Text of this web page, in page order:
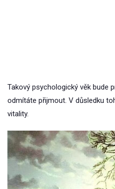
Takový psychologický věk bude
odmítáte přijmout. V důsledku
vitality.